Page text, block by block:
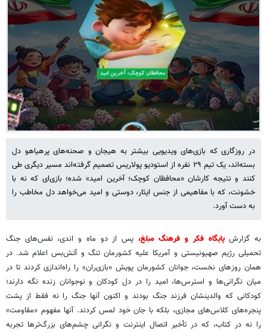
در روزگاری که بازی‌های ویدیویی بیشتر به هیجان و صحنه‌های پرهیاهو دل
بسته‌اند، یک تیم ۲۹ نفره از استودیو پولاریس تصمیم گرفته‌اند مسیر دیگری طی
کنند و نتیجه کارشان «محافظان کوچک؛ آخرین امید» شده؛ بازی‌ای که نه با
خشونت، که با مفاهیمی از جنس ایثار، دوستی و امید می‌خواهد دل مخاطب را
به دست آورد.
به گزارشپایگاه فکر و فرهنگ مبلغ، پس از دو ماه و اندی، نفس‌های جنگ
تحمیلی رژیم صهیونیستی و آمریکا علیه کشورمان تنگ و آتش‌بس اعلام شد. در
همان روزهای نخست، جوانان کشورمان پویش «بازی‌ران» را راه‌اندازی کردند تا در
میان نگرانی‌ها و استرس‌ها، امید را در دل کودکان و نوجوانان زنده نگه دارند؛
کودکانی که والدینشان فرزند جنگ بودند و اکنون آنها جنگ را نه فقط از پشت
پنجره‌های کلاس‌های مجازی، بلکه با جان خود لمس کردند. آنها مفهوم «مقاومت»
را نه در کتاب، که در تأخیر اتصال اینترنت و نگرانی چشم‌های بزرگ‌ترها تجربه